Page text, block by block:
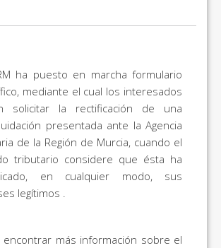
ha puesto en marcha formulario
mediante el cual los interesados
solicitar la rectificación de una
presentada ante la Agencia
de la Región de Murcia, cuando el
tributario considere que ésta ha
en cualquier modo, sus
legítimos .
encontrar más información sobre el